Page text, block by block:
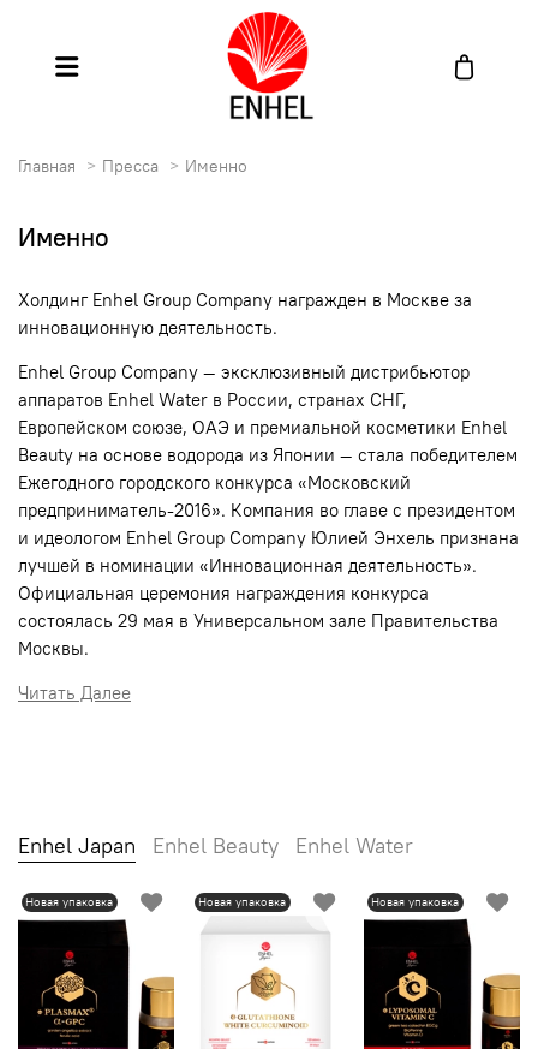
Главная Пресса Именно
Именно
Холдинг Enhel Group Company награжден в Москве за
инновационную деятельность.
Enhel Group Company — эксклюзивный дистрибьютор
аппаратов Enhel Water в России, странах СНГ,
Европейском союзе, ОАЭ и премиальной косметики Enhel
Beauty на основе водорода из Японии — стала победителем
Ежегодного городского конкурса «Московский
предприниматель-2016». Компания во главе с президентом
и идеологом Enhel Group Company Юлией Энхель признана
лучшей в номинации «Инновационная деятельность».
Официальная церемония награждения конкурса
состоялась 29 мая в Универсальном зале Правительства
Москвы.
Читать Далее
Enhel Japan Enhel Beauty Enhel Water
Новая упаковка Новая упаковка Новая упаковка